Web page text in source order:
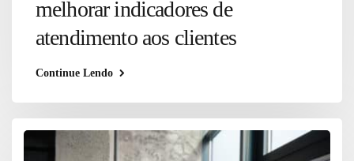
melhorar indicadores de
atendimento aos clientes
Continue Lendo